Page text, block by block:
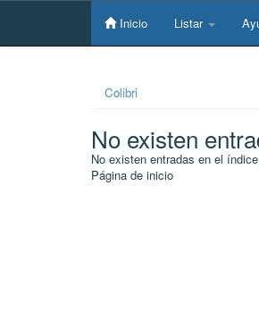
Skip
Inicio Listar
Colibri
No existen
No existen entradas en el
Página de inicio